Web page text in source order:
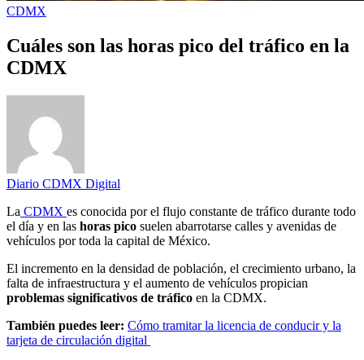
CDMX
Cuáles son las horas pico del tráfico en la
CDMX
Diario CDMX Digital
La CDMX es conocida por el flujo constante de tráfico durante todo
el día y en las horas pico suelen abarrotarse calles y avenidas de
vehículos por toda la capital de México.
El incremento en la densidad de población, el crecimiento urbano, la
falta de infraestructura y el aumento de vehículos propician
problemas significativos de tráfico en la CDMX.
También puedes leer: Cómo tramitar la licencia de conducir y la
tarjeta de circulación digital